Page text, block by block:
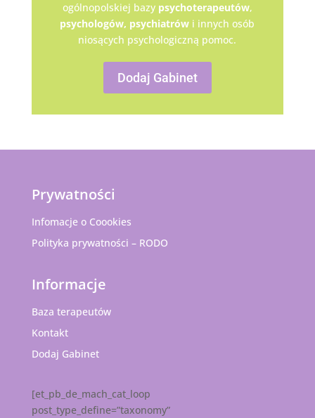
ogólnopolskiej bazy psychoterapeutów,
psychologów, psychiatrów i innych osób
niosących psychologiczną pomoc.
Dodaj Gabinet
Prywatności
Infomacje o Coookies
Polityka prywatności – RODO
Informacje
Baza terapeutów
Kontakt
Dodaj Gabinet
[et_pb_de_mach_cat_loop
post_type_define=”taxonomy”